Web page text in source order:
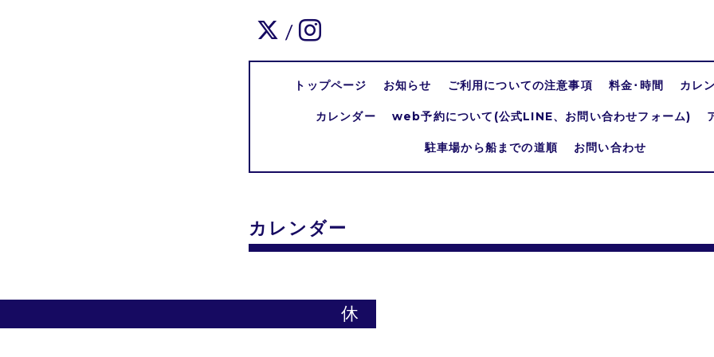
/
トップページ お知らせ ご利用についての注意事項 料金･時間 カレ
カレンダー web予約について(公式LINE、お問い合わせフォーム)
駐車場から船までの道順 お問い合わせ
カレンダー
休